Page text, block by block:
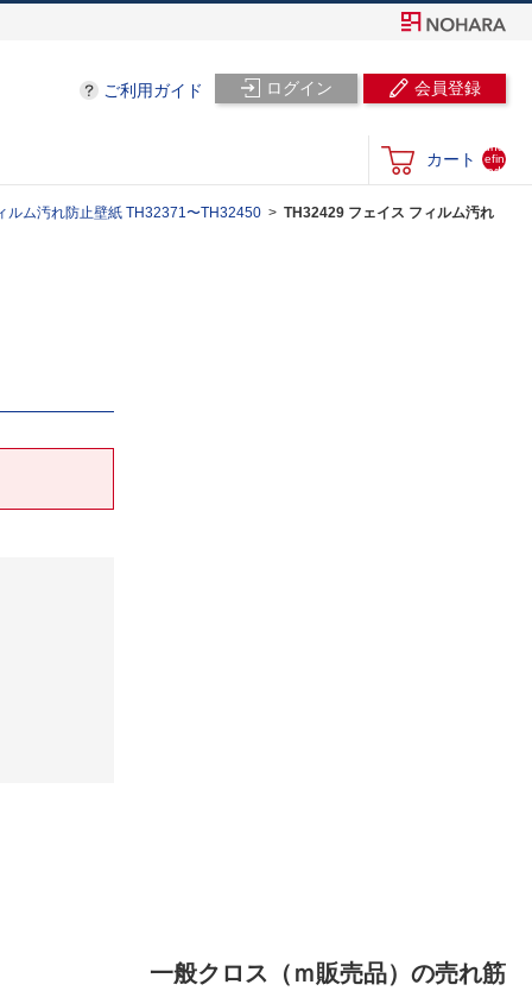
ログイン 会員登録
ご利用ガイド
カート
und
efin
ed
ルム汚れ防止壁紙 TH32371〜TH32450
TH32429 フェイス フィルム汚れ
一般クロス（ｍ販売品）の売れ筋